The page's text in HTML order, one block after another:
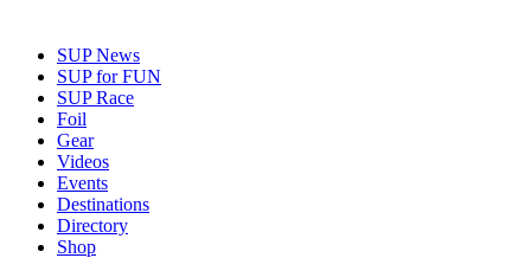
SUP News
SUP for FUN
SUP Race
Foil
Gear
Videos
Events
Destinations
Directory
Shop